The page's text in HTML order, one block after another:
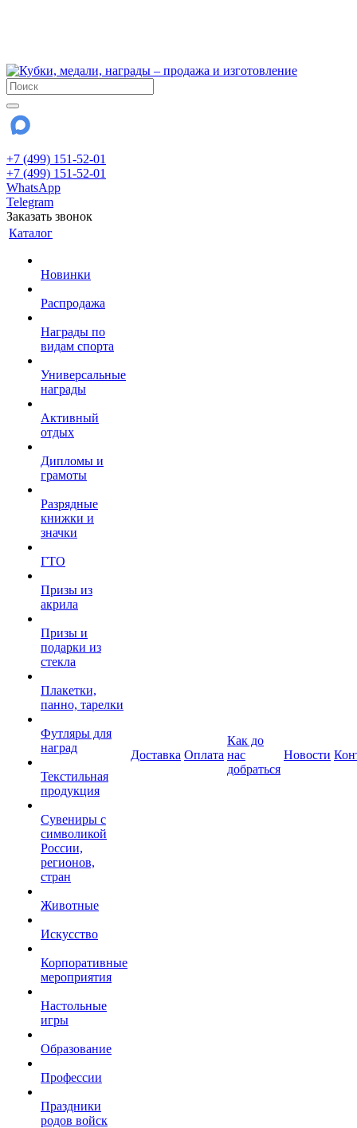
+7 (499) 151-52-01
+7 (499) 151-52-01
WhatsApp
Telegram
Заказать звонок
Каталог
Новинки
Распродажа
Награды по
видам спорта
Универсальные
награды
Активный
отдых
Дипломы и
грамоты
Разрядные
книжки и
значки
ГТО
Призы из
акрила
Призы и
подарки из
стекла
Плакетки,
панно, тарелки
Футляры для
наград
Текстильная
продукция
Сувениры с
символикой
России,
регионов,
стран
Животные
Искусство
Корпоративные
мероприятия
Настольные
игры
Образование
Профессии
Праздники
родов войск
Доставка Оплата
Как до
нас
добраться
Новости